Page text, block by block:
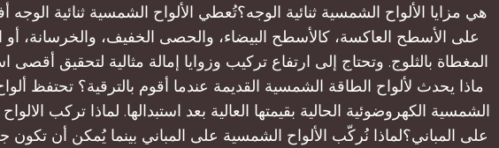
هي مزايا الألواح الشمسية ثنائية الوجه؟تُعطي الألواح الشمسية ثنائية الوجه
على الأسطح العاكسة، كالأسطح البيضاء، والحصى الخفيف، والخرسانة، أو
ماذا يحدث لألواح الطاقة الشمسية القديمة عندما أقوم بالترقية؟ تحتفظ
الشمسية الكهروضوئية الحالية بقيمتها العالية بعد استبدالها. لماذا تركب
على المباني؟لماذا نُركّب الألواح الشمسية على المباني بينما يُمكن أن تكون